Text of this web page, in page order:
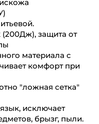
защита от
материала с
комфорт при
"ложная сетка"
исключает
брызг, пыли.